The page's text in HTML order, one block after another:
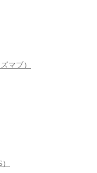
マブ）